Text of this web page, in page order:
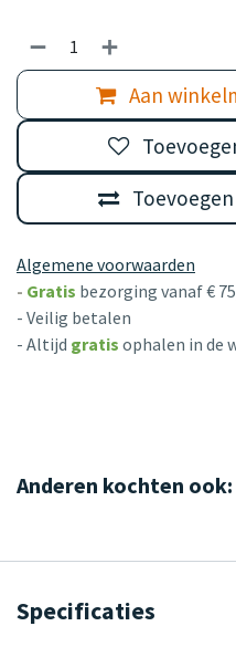
Aan
Algemene voorwaarden
- Gratis bezorging vanaf €
- Veilig betalen
- Altijd gratis ophalen in de
Anderen kochten ook:
Specificaties